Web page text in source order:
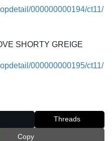
000000000194/ct11/
SHORTY GREIGE
000000000195/ct11/
Threads
Copy